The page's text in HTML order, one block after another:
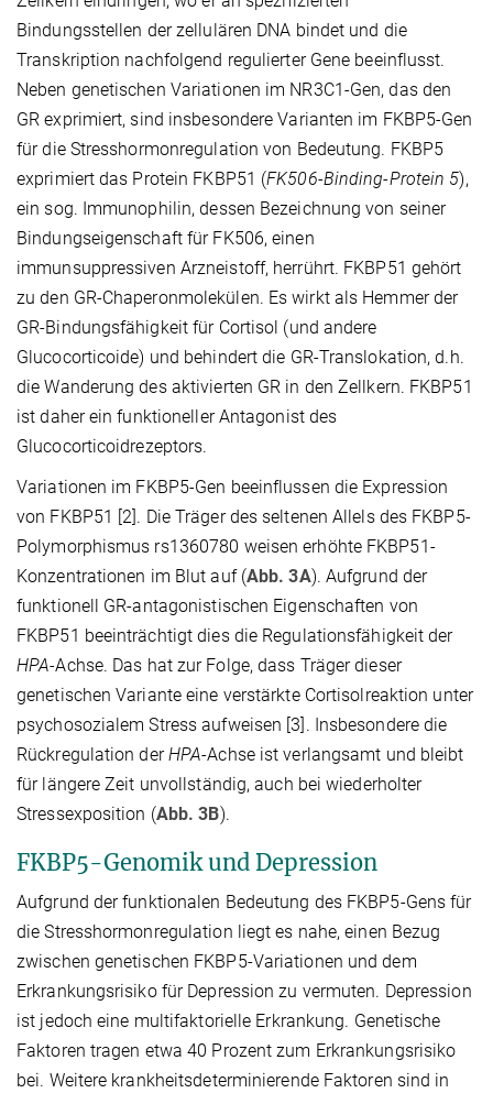
Bindungsstellen der zellulären DNA bindet und die
Transkription nachfolgend regulierter Gene beeinflusst.
Neben genetischen Variationen im NR3C1-Gen, das den
GR exprimiert, sind insbesondere Varianten im FKBP5-Gen
für die Stresshormonregulation von Bedeutung. FKBP5
exprimiert das Protein FKBP51 (FK506-Binding-Protein 5),
ein sog. Immunophilin, dessen Bezeichnung von seiner
Bindungseigenschaft für FK506, einen
immunsuppressiven Arzneistoff, herrührt. FKBP51 gehört
zu den GR-Chaperonmolekülen. Es wirkt als Hemmer der
GR-Bindungsfähigkeit für Cortisol (und andere
Glucocorticoide) und behindert die GR-Translokation, d.h.
die Wanderung des aktivierten GR in den Zellkern. FKBP51
ist daher ein funktioneller Antagonist des
Glucocorticoidrezeptors.
Variationen im FKBP5-Gen beeinflussen die Expression
von FKBP51 [2]. Die Träger des seltenen Allels des FKBP5-
Polymorphismus rs1360780 weisen erhöhte FKBP51-
Konzentrationen im Blut auf (Abb. 3A). Aufgrund der
funktionell GR-antagonistischen Eigenschaften von
FKBP51 beeinträchtigt dies die Regulationsfähigkeit der
HPA-Achse. Das hat zur Folge, dass Träger dieser
genetischen Variante eine verstärkte Cortisolreaktion unter
psychosozialem Stress aufweisen [3]. Insbesondere die
Rückregulation derHPA-Achse ist verlangsamt und bleibt
für längere Zeit unvollständig, auch bei wiederholter
Stressexposition (Abb. 3B).
FKBP5-Genomik und Depression
Aufgrund der funktionalen Bedeutung des FKBP5-Gens für
die Stresshormonregulation liegt es nahe, einen Bezug
zwischen genetischen FKBP5-Variationen und dem
Erkrankungsrisiko für Depression zu vermuten. Depression
ist jedoch eine multifaktorielle Erkrankung. Genetische
Faktoren tragen etwa 40 Prozent zum Erkrankungsrisiko
bei. Weitere krankheitsdeterminierende Faktoren sind in